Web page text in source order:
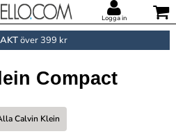
Logga in
över 399 kr
Compact
Calvin Klein